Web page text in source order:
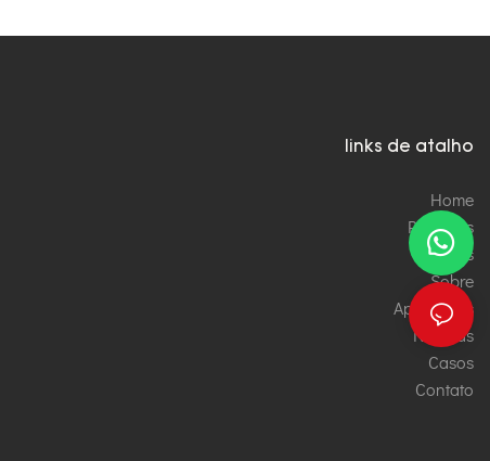
links de atalho
Home
Produtos
Serviços
Sobre
Aplicações
Notícias
Casos
Contato